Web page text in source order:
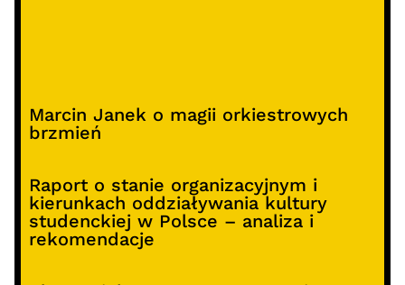
Marcin Janek o magii orkiestrowych
brzmień
Raport o stanie organizacyjnym i
kierunkach oddziaływania kultury
studenckiej w Polsce – analiza i
rekomendacje